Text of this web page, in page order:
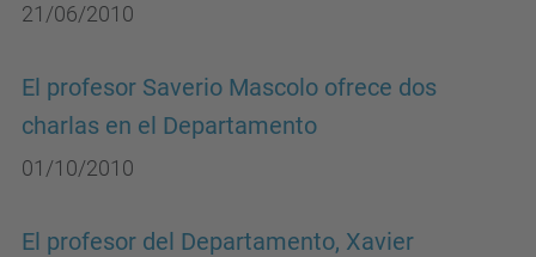
21/06/2010
El profesor Saverio Mascolo ofrece dos
charlas en el Departamento
01/10/2010
El profesor del Departamento, Xavier